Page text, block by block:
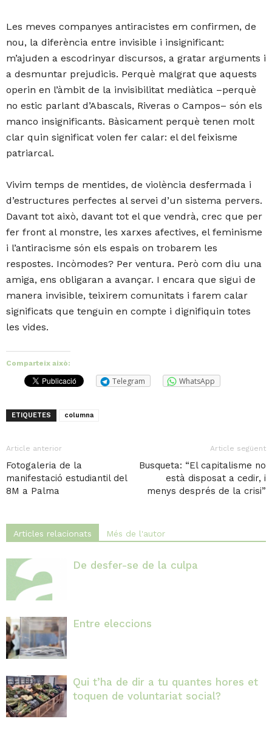
Les meves companyes antiracistes em confirmen, de
nou, la diferència entre invisible i insignificant:
m’ajuden a escodrinyar discursos, a gratar arguments i
a desmuntar prejudicis. Perquè malgrat que aquests
operin en l’àmbit de la invisibilitat mediàtica –perquè
no estic parlant d’Abascals, Riveras o Campos– són els
manco insignificants. Bàsicament perquè tenen molt
clar quin significat volen fer calar: el del feixisme
patriarcal.
Vivim temps de mentides, de violència desfermada i
d’estructures perfectes al servei d’un sistema pervers.
Davant tot això, davant tot el que vendrà, crec que per
fer front al monstre, les xarxes afectives, el feminisme
i l’antiracisme són els espais on trobarem les
respostes. Incòmodes? Per ventura. Però com diu una
amiga, ens obligaran a avançar. I encara que sigui de
manera invisible, teixirem comunitats i farem calar
significats que tenguin en compte i dignifiquin totes
les vides.
Comparteix això:
Telegram WhatsApp
ETIQUETES columna
Article anterior
Fotogaleria de la
manifestació estudiantil del
8M a Palma
Article següent
Busqueta: “El capitalisme no
està disposat a cedir, i
menys després de la crisi”
Articles relacionats Més de l'autor
De desfer-se de la culpa
Entre eleccions
Qui t’ha de dir a tu quantes hores et
toquen de voluntariat social?